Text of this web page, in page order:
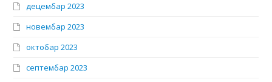
децембар 2023
новембар 2023
октобар 2023
септембар 2023